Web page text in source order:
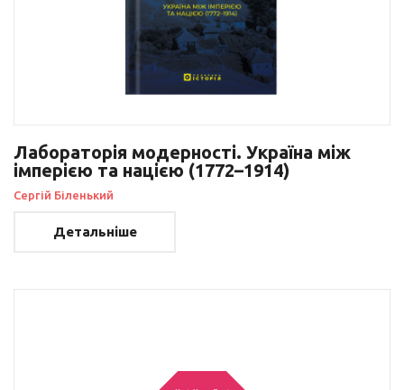
Лабораторія модерності. Україна між
імперією та нацією (1772–1914)
Сергій Біленький
Детальніше